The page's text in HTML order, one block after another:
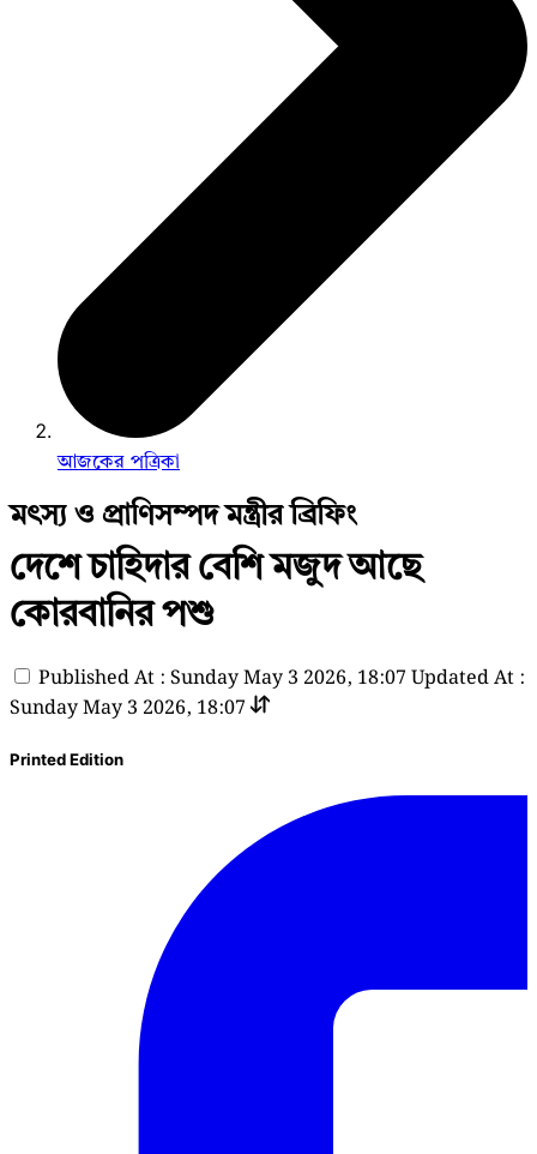
আজকের পত্রিকা
মৎস্য ও প্রাণিসম্পদ মন্ত্রীর ব্রিফিং
দেশে চাহিদার বেশি মজুদ আছে
কোরবানির পশু
Published At : Sunday May 3 2026, 18:07 Updated At :
Sunday May 3 2026, 18:07
Printed Edition